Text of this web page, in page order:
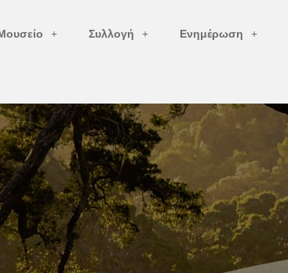
Συλλογή Ενημέρωση